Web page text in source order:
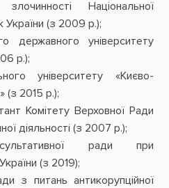
Національної
України (з 2009 р.);
державного університету
р.);
університету «Києво-
(з 2015 р.);
Комітету Верховної Ради
діяльності (з 2007 р.);
ради при
(з 2019);
з питань антикорупційної